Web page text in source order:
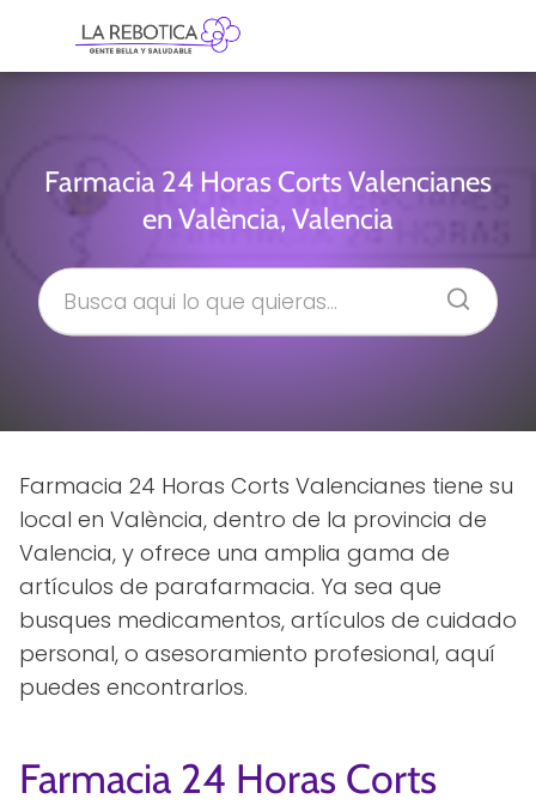
Farmacia 24 Horas Corts Valencianes
en València, Valencia
Farmacia 24 Horas Corts Valencianes tiene su
local en València, dentro de la provincia de
Valencia, y ofrece una amplia gama de
artículos de parafarmacia. Ya sea que
busques medicamentos, artículos de cuidado
personal, o asesoramiento profesional, aquí
puedes encontrarlos.
Farmacia 24 Horas Corts